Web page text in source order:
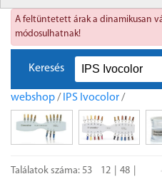
A feltüntetett árak a dinamikusan
módosulhatnak!
Keresés
webshop/ IPS Ivocolor/
Találatok száma: 53
12
48